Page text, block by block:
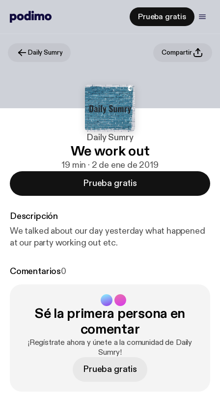
Prueba gratis
Daily Sumry Compartir
Daily Sumry
We work out
19 min · 2 de ene de 2019
Prueba gratis
Descripción
We talked about our day yesterday what happened
at our party working out etc.
Comentarios0
Sé la primera persona en
comentar
¡Regístrate ahora y únete a la comunidad de Daily
Sumry!
Prueba gratis